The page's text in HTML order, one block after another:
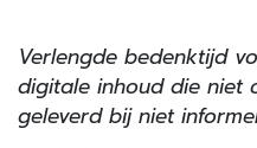
Verlengde bedenktijd
digitale inhoud die niet
geleverd bij niet